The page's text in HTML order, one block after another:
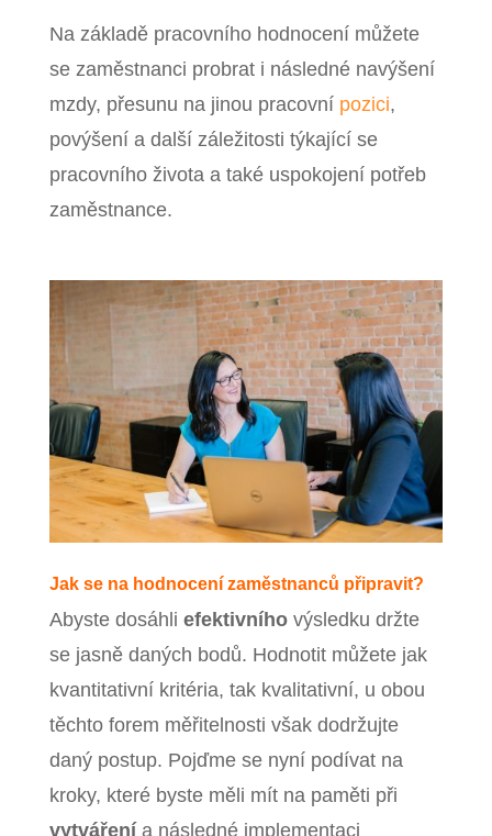
Na základě pracovního hodnocení můžete
se zaměstnanci probrat i následné navýšení
mzdy, přesunu na jinou pracovní pozici,
povýšení a další záležitosti týkající se
pracovního života a také uspokojení potřeb
zaměstnance.
Jak se na hodnocení zaměstnanců připravit?
Abyste dosáhli efektivníhovýsledku držte
se jasně daných bodů. Hodnotit můžete jak
kvantitativní kritéria, tak kvalitativní, u obou
těchto forem měřitelnosti však dodržujte
daný postup. Pojďme se nyní podívat na
kroky, které byste měli mít na paměti při
vytvářenía následné implementaci